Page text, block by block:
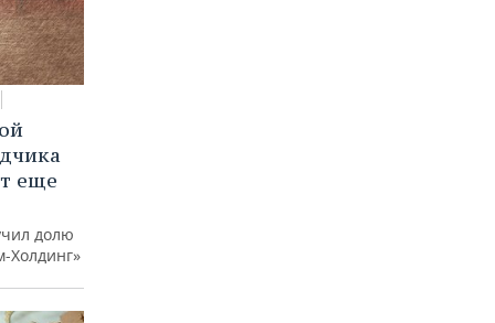
еще
долю
Холдинг»